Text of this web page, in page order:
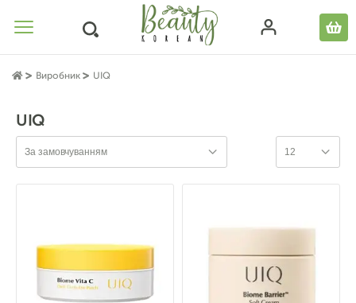
Виробник UIQ
UIQ
За замовчуванням 12